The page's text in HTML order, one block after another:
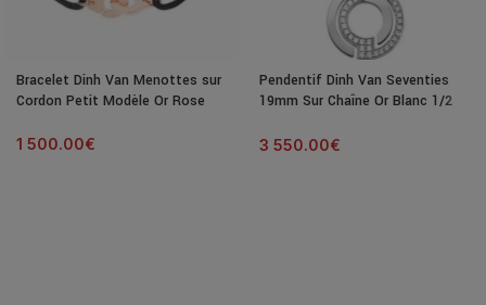
Bracelet Dinh Van Menottes sur
Cordon Petit Modèle Or Rose
1 500.00€
Pendentif Dinh Van Seventies
19mm Sur Chaîne Or Blanc 1/2
3 550.00€